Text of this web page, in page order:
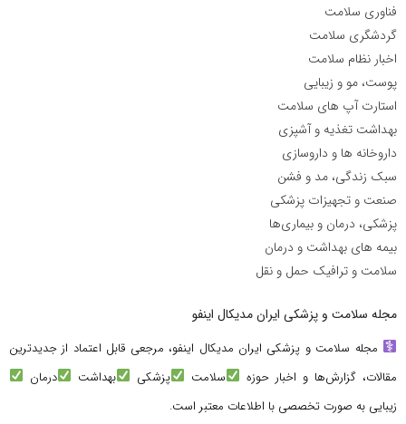
فناوری سلامت
گردشگری سلامت
اخبار نظام سلامت
پوست، مو و زیبایی
استارت آپ های سلامت
بهداشت تغذیه و آشپزی
داروخانه ها و داروسازی
سبک زندگی، مد و فشن
صنعت و تجهیزات پزشکی
پزشکی، درمان و بیماری‌ها
بیمه های بهداشت و درمان
سلامت و ترافیک حمل و نقل
مجله سلامت و پزشکی ایران مدیکال اینفو
مجله سلامت و پزشکی ایران مدیکال اینفو، مرجعی قابل اعتماد از جدیدترین
مقالات، گزارش‌ها و اخبار حوزه
سلامت پزشکی بهداشت
درمان
زیبایی به صورت تخصصی با اطلاعات معتبر است.